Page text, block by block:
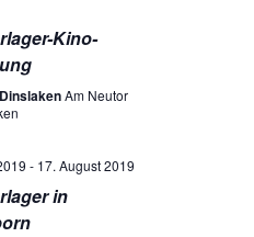
Kino-
Am Neutor
- 17. August 2019
in